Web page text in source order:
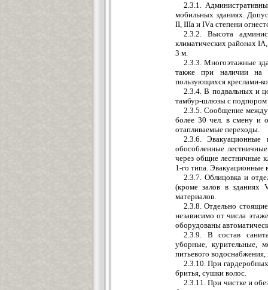
2.3.1.
мобильных зданиях.
II, IIIa и IVа степени
2.3.2. Высота
климатических районах
3 м.
2.3.3. Многоэтажные
также при наличии на
пользующихся креслами-
2.3.4. В подвальных и
тамбур-шлюзы с подпором
2.3.5. Сообщение между
более 30 чел. в смену и
отапливаемые переходы.
2.3.6. Эвакуационные
обособленные
через общие лестничные
1-го типа.
2.3.7. Облицовка и
(кроме залов в зданиях
материалов.
2.3.8. Отдельно
независимо от числа
оборудованы
2.3.9. В состав
уборные, курительные,
питьевого
2.3.10. При
бритья, сушки волос.
2.3.11. При чистке и